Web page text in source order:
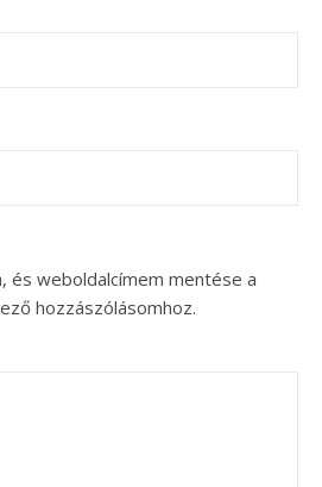
és weboldalcímem mentése a
hozzászólásomhoz.